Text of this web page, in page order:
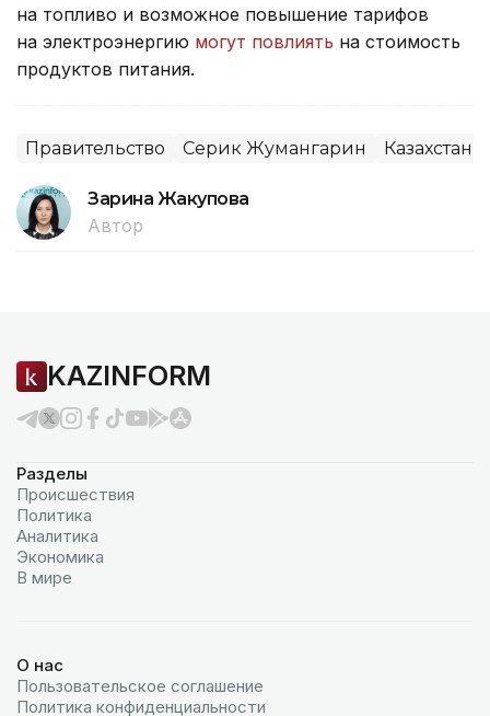
на топливо и возможное повышение тарифов
на электроэнергию могут повлиять на стоимость
продуктов питания.
Правительство Серик Жумангарин Казахстан
Зарина Жакупова
Автор
KAZINFORM
Разделы
Происшествия
Политика
Аналитика
Экономика
В мире
О нас
Пользовательское соглашение
Политика конфиденциальности